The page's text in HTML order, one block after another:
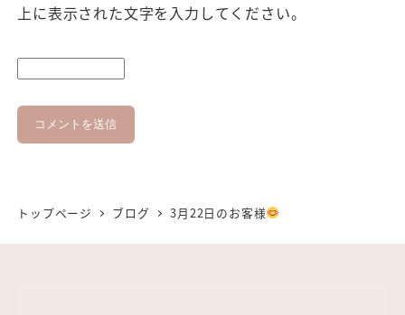
上に表示された文字を入力してください。
トップページ ブログ 3月22日のお客様